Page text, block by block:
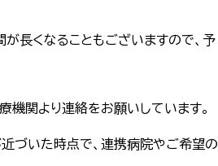
長くなることもございますので、予
機関より連絡をお願いしています。
づいた時点で、連携病院やご希望の